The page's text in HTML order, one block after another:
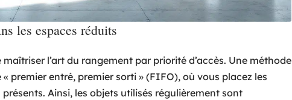
les espaces réduits
l’art du rangement par priorité d’accès. Une méthode
premier entré, premier sorti » (FIFO), où vous placez les
Ainsi, les objets utilisés régulièrement sont